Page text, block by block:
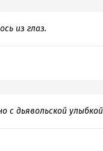
из глаз.
с дьявольской